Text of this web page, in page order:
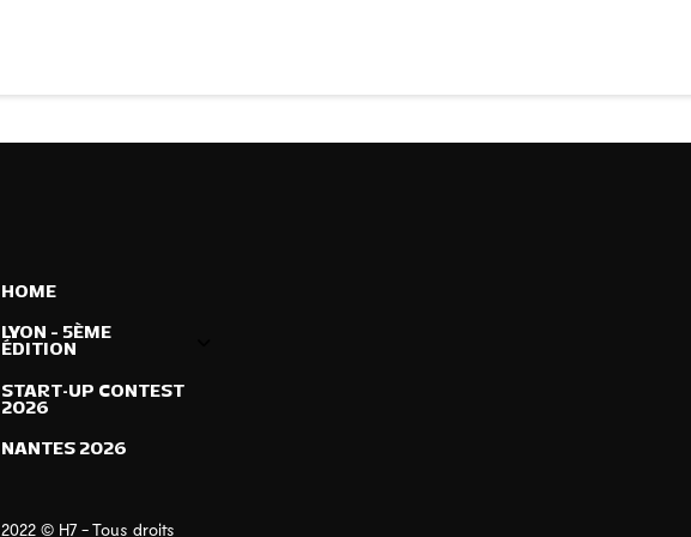
HOME
LYON – 5ÈME
ÉDITION
START-UP CONTEST
2026
NANTES 2026
2022 © H7 - Tous droits